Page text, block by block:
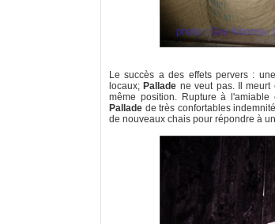
Le succès a des effets pervers :
locaux; Pallade ne veut pas. Il meurt
même position. Rupture à
Pallade de très confortables
de nouveaux chais pour répondre à